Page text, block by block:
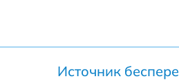
Источник